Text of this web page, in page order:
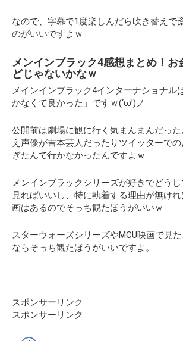
なので、字幕で1度楽しんだら吹き替えで
のがいいですよｗ
メンインブラック4感想まとめ！お
どじゃないかなｗ
メインインブラック4インターナショナル
かなくて良かった」 ですｗ(‘ω’)ノ
公開前は劇場に観に行く気まんまんだっ
え声優が吉本芸人だったりツイッターで
ぎたんで行かなかったんですよｗ
メンインブラックシリーズが好きでどう
見ればいいし、特に執着する理由が無け
画はあるのでそっち観たほうがいいｗ
スターウォーズシリーズやMCU映画で見
ならそっち観たほうがいいですよ。
スポンサーリンク
スポンサーリンク